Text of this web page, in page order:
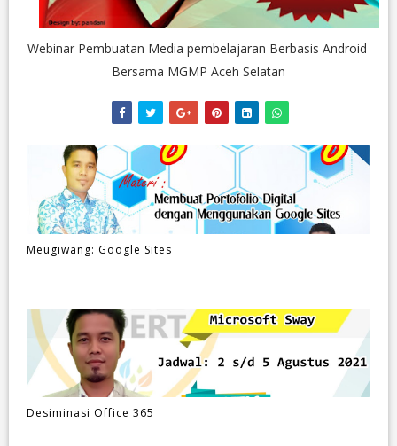
Webinar Pembuatan Media pembelajaran Berbasis Android
Bersama MGMP Aceh Selatan
Meugiwang: Google Sites
Desiminasi Office 365